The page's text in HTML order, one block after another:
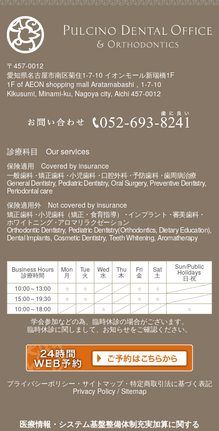
〒457-0012
愛知県名古屋市南区菊住1-7-10 イオンモール新瑞橋1F
1F of AEON shopping mall Aratamabashi，1-7-10
Kikusumi, Minami-ku, Nagoya city, Aichi 457-0012
診療科目 Our services
保険適用 Covered by insurance
一般歯科 矯正歯科 小児歯科 口腔外科 予防歯科 歯周病治療
General Dentistry Pediatric Dentistry Oral Surgery Preventive Dentistry
Periodontal care
保険適用外 Not covered by insurance
矯正歯科 小児歯科（矯正・食育指導） インプラント
審美歯科
ホワイトニング アロマリラクゼーション
Orthodontic Dentistry Pediatric Dentistry(Orthodontics, Dietary Education)
Dental Implants Cosmetic Dentistry Teeth Whitening Aromatherapy
Business Hours
診療時間
Mon
月
Tue
火
Wed
水
Thu
木
Fri
金
Sat
土
Sun/Public
Holidays
日·祝
10:00～13:00
○ ○ ○
○
15:00～19:30
○ ○ ○
○
10:00～18:00
○ ○
学会参加などの為、臨時休診の場合がございます。
臨時休診に関しまして、お知らせをご確認ください。
プライバシーポリシー・サイトマップ・特定商取引法に基づく表記
Privacy Policy / Sitemap
医療情報・システム基盤整備体制充実加算に関する